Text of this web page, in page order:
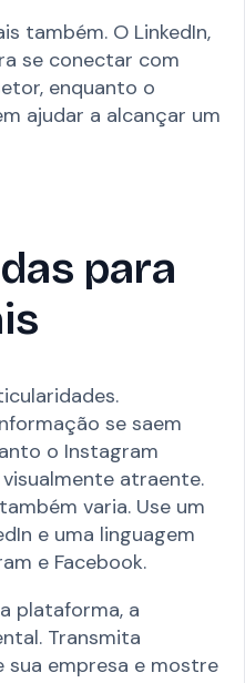
também. O LinkedIn,
se conectar com
enquanto o
ajudar a alcançar um
para
se saem
o Instagram
atraente.
varia. Use um
e uma linguagem
e Facebook.
plataforma, a
Transmita
sua empresa e mostre